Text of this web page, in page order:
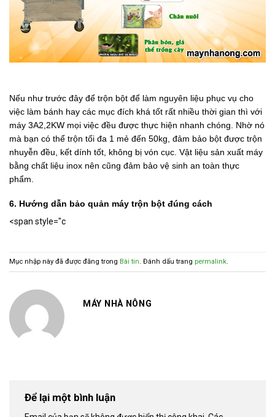
Nếu như trước đây để trộn bột để làm nguyên liệu phục vụ cho
việc làm bánh hay các mục đích khá tốt rất nhiều thời gian thì với
máy 3A2,2KW mọi việc đều được thực hiện nhanh chóng. Nhờ nó
mà bạn có thể trộn tối đa 1 mẻ đến 50kg, đảm bảo bột được trộn
nhuyễn đều, kết dính tốt, không bị vón cục. Vật liệu sản xuất máy
bằng chất liệu inox nên cũng đảm bảo vệ sinh an toàn thực
phẩm.
6. Hướng dẫn bảo quản máy trộn bột đúng cách
<span style="c
Mục nhập này đã được đăng trong Bài tin. Đánh dấu trang permalink.
MÁY NHÀ NÔNG
Để lại một bình luận